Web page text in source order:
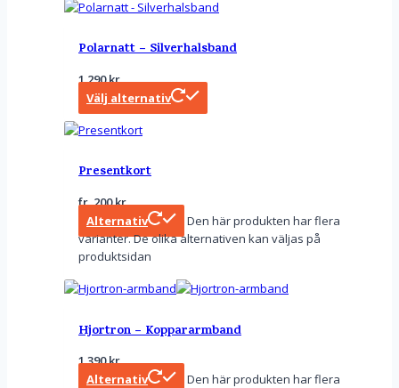
Polarnatt – Silverhalsband
1 290kr
Välj alternativ
Presentkort
fr.200kr
Alternativ
Den här produkten har flera
varianter. De olika alternativen kan väljas på
produktsidan
Hjortron – Koppararmband
1 390kr
Alternativ
Den här produkten har flera